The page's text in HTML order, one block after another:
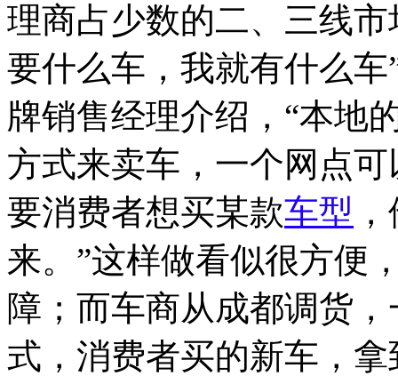
理商占少数的二、三线
要什么车，我就有什么
牌销售经理介绍，“本地
方式来卖车，一个网点
要消费者想买某款车型
来。”这样做看似很方便
障；而车商从成都调货
式，消费者买的新车，